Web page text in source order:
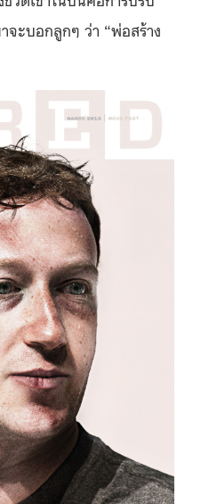
จะบอกลูกๆ ว่า “พ่อสร้าง